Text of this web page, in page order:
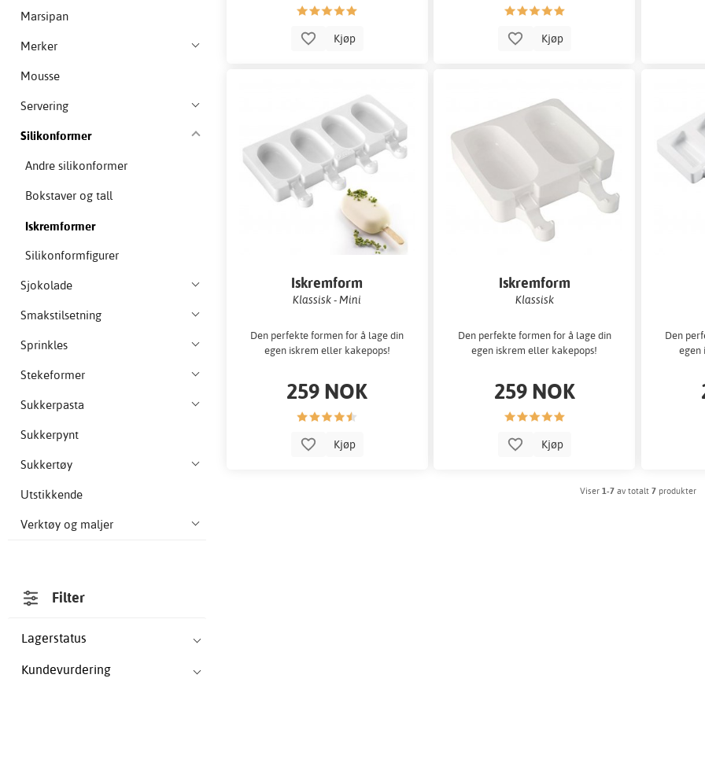
Marsipan
Merker
Mousse
Servering
Silikonformer
Andre silikonformer
Bokstaver og tall
Iskremformer
Silikonformfigurer
Sjokolade
Smakstilsetning
Sprinkles
Stekeformer
Sukkerpasta
Sukkerpynt
Sukkertøy
Utstikkende
Verktøy og maljer
Filter
Lagerstatus
Kundevurdering
Kjøp Kjøp
Iskremform
Klassisk - Mini
Den perfekte formen for å lage din
egen iskrem eller kakepops!
259 NOK
Kjøp
Iskremform
Klassisk
Den perfekte formen for å lage din
egen iskrem eller kakepops!
259 NOK
Kjøp
Den
egen
Viser1-7 av totalt7 produkter